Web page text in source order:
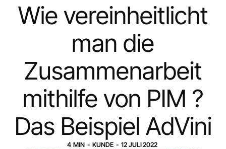
Wie vereinheitlicht
man die
Zusammenarbeit
mithilfe von PIM ?
Das Beispiel AdVini
4 MIN - KUNDE - 12 JULI2022